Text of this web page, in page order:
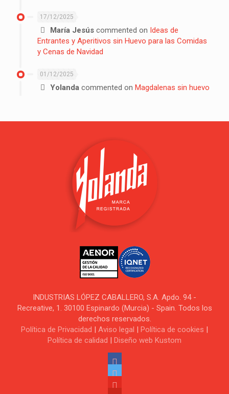
17/12/2025
María Jesús commented on Ideas de
Entrantes y Aperitivos sin Huevo para las Comidas
y Cenas de Navidad
01/12/2025
Yolanda commented on Magdalenas sin huevo
INDUSTRIAS LÓPEZ CABALLERO, S.A. Apdo. 94 -
Recreative, 1. 30100 Espinardo (Murcia) - Spain. Todos los
derechos reservados.
Política de Privacidad
Aviso legal Política de cookies
Política de calidad
Diseño web Kustom